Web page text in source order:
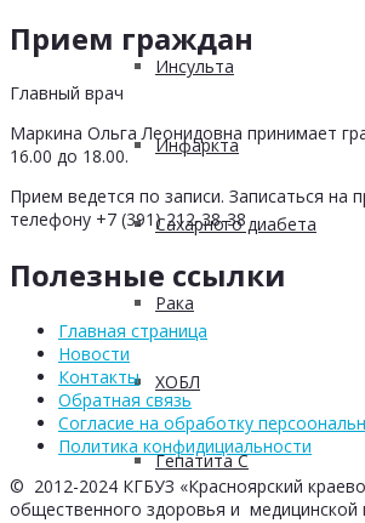
Инсульта
Инфаркта
Сахарного диабета
Рака
ХОБЛ
Гепатита С
Прием граждан
Главный врач
Маркина Ольга Леонидовна принимает
16.00 до 18.00.
Прием ведется по записи. Записаться на
телефону +7 (391) 212-38-38
Полезные ссылки
Главная страница
Новости
Контакты
Обратная связь
Согласие на обработку
Политика конфидициальности
© 2012-2024 КГБУЗ «Красноярский
общественного здоровья и медицинской